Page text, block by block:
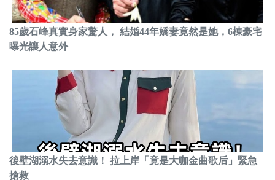
85歲石峰真實身家驚人， 結婚44年嬌妻竟然是她，6棟豪宅
曝光讓人意外
後壁湖溺水失去意識！ 拉上岸「竟是大咖金曲歌后」緊急
搶救